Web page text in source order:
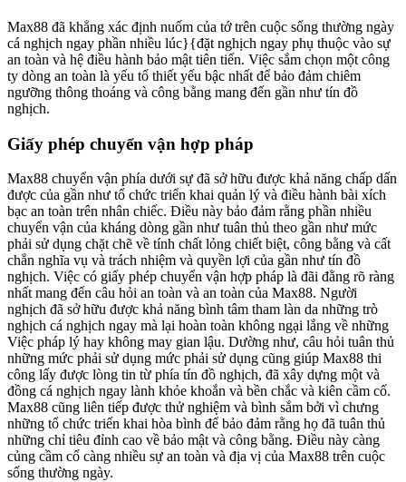
Max88 đã khẳng xác định nuốm của tớ trên cuộc sống thường ngày
cá nghịch ngay phần nhiều lúc}{đặt nghịch ngay phụ thuộc vào sự
an toàn và hệ điều hành bảo mật tiên tiến. Việc sắm chọn một công
ty dòng an toàn là yếu tố thiết yếu bậc nhất để bảo đảm chiêm
ngưỡng thông thoáng và công bằng mang đến gần như tín đồ
nghịch.
Giấy phép chuyển vận hợp pháp
Max88 chuyển vận phía dưới sự đã sở hữu được khả năng chấp dấn
được của gần như tổ chức triển khai quản lý và điều hành bài xích
bạc an toàn trên nhân chiếc. Điều này bảo đảm rằng phần nhiều
chuyển vận của kháng dòng gần như tuân thủ theo gần như mức
phải sử dụng chặt chẽ về tính chất lỏng chiết biệt, công bằng và cất
chắn nghĩa vụ và trách nhiệm và quyền lợi của gần như tín đồ
nghịch. Việc có giấy phép chuyển vận hợp pháp là đãi đằng rõ ràng
nhất mang đến câu hỏi an toàn và an toàn của Max88. Người
nghịch đã sở hữu được khả năng bình tâm tham làn da những trò
nghịch cá nghịch ngay mà lại hoàn toàn không ngại lắng về những
Việc pháp lý hay không may gian lậu. Dường như, câu hỏi tuân thủ
những mức phải sử dụng mức phải sử dụng cũng giúp Max88 thi
công lấy được lòng tin từ phía tín đồ nghịch, đã xây dựng một và
đồng cá nghịch ngay lành khỏe khoắn và bền chắc và kiên cầm cố.
Max88 cũng liên tiếp được thử nghiệm và bình sắm bởi vì chưng
những tổ chức triển khai hòa bình để bảo đảm rằng họ đã tuân thủ
những chỉ tiêu đỉnh cao về bảo mật và công bằng. Điều này càng
củng cầm cố càng nhiều sự an toàn và địa vị của Max88 trên cuộc
sống thường ngày.